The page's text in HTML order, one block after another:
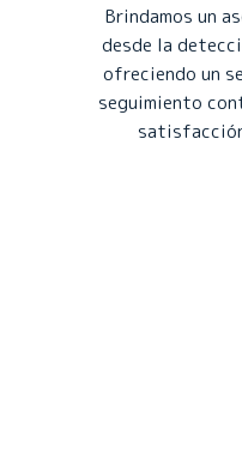
Brindamos un
desde la
ofreciendo un
seguimiento